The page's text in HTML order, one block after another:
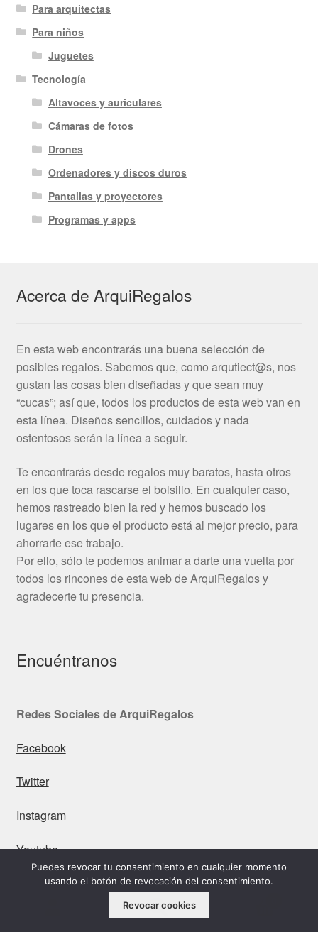
Para arquitectas
Para niños
Juguetes
Tecnología
Altavoces y auriculares
Cámaras de fotos
Drones
Ordenadores y discos duros
Pantallas y proyectores
Programas y apps
Acerca de ArquiRegalos
En esta web encontrarás una buena selección de
posibles regalos. Sabemos que, como arqutiect@s, nos
gustan las cosas bien diseñadas y que sean muy
“cucas”; así que, todos los productos de esta web van en
esta línea. Diseños sencillos, cuidados y nada
ostentosos serán la línea a seguir.
Te encontrarás desde regalos muy baratos, hasta otros
en los que toca rascarse el bolsillo. En cualquier caso,
hemos rastreado bien la red y hemos buscado los
lugares en los que el producto está al mejor precio, para
ahorrarte ese trabajo.
Por ello, sólo te podemos animar a darte una vuelta por
todos los rincones de esta web de ArquiRegalos y
agradecerte tu presencia.
Encuéntranos
Redes Sociales de ArquiRegalos
Facebook
Twitter
Instagram
Youtube
Contacta por correo
Puedes revocar tu consentimiento en cualquier momento
usando el botón de revocación del consentimiento.
Revocar cookies